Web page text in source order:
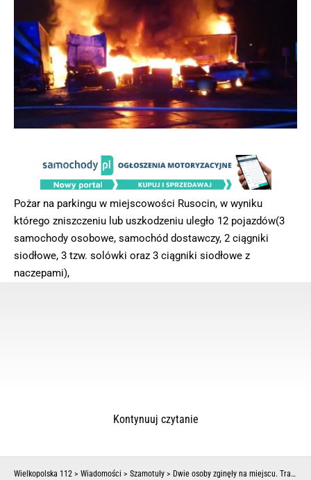
Pożar na parkingu w miejscowości Rusocin, w wyniku
którego zniszczeniu lub uszkodzeniu uległo 12 pojazdów(3
samochody osobowe, samochód dostawczy, 2 ciągniki
siodłowe, 3 tzw. solówki oraz 3 ciągniki siodłowe z
naczepami),
Kontynuuj czytanie
Wielkopolska 112 > Wiadomości > Szamotuły > Dwie osoby zginęły na miejscu. Tragiczny początek Wszystkich Świętych (ZDJĘCIA)